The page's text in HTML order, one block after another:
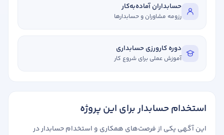
حسابداران آماده‌به‌کار
رزومه مشاوران و حسابدارها
دوره کارورزی حسابداری
آموزش عملی برای شروع کار
استخدام حسابدار برای این پروژه
این آگهی یکی از فرصت‌های همکاری و استخدام حسابدار در